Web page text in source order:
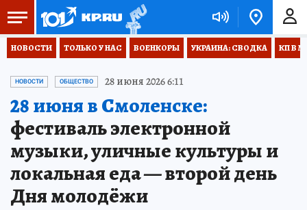
НОВОСТИ ТОЛЬКО У НАС ВОЕНКОРЫ УКРАИНА: СВОДКА КП В
НОВОСТИ ОБЩЕСТВО 28 июня 2026 6:11
28 июня в Смоленске:
фестиваль электронной
музыки, уличные культуры и
локальная еда — второй день
Дня молодёжи